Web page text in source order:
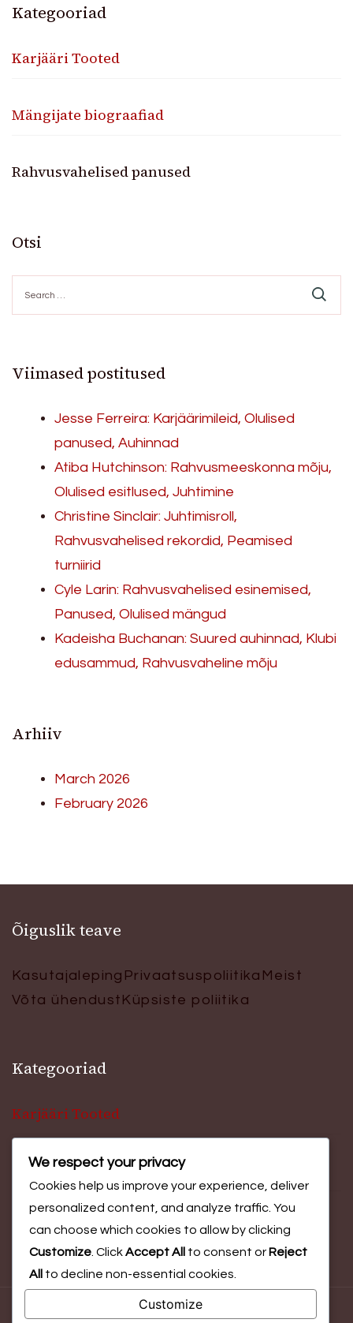
Kategooriad
Karjääri Tooted
Mängijate biograafiad
Rahvusvahelised panused
Otsi
for:
Viimased postitused
Jesse Ferreira: Karjäärimileid, Olulised
panused, Auhinnad
Atiba Hutchinson: Rahvusmeeskonna mõju,
Olulised esitlused, Juhtimine
Christine Sinclair: Juhtimisroll,
Rahvusvahelised rekordid, Peamised
turniirid
Cyle Larin: Rahvusvahelised esinemised,
Panused, Olulised mängud
Kadeisha Buchanan: Suured auhinnad, Klubi
edusammud, Rahvusvaheline mõju
Arhiiv
March 2026
February 2026
Õiguslik teave
Kasutajaleping Privaatsuspoliitika Meist
Võta ühendust Küpsiste poliitika
Kategooriad
Karjääri Tooted
Mängijate biograafiad
Rahvusvahelised panused
mdigital.ee . All Rights Reserved.
We respect your privacy
Cookies help us improve your experience, deliver
personalized content, and analyze traffic. You
can choose which cookies to allow by clicking
Customize . ClickAccept All to consent or Reject
All
to decline non-essential cookies.
Customize